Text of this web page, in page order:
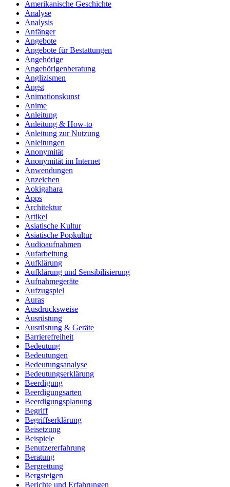
Amerikanische Geschichte
Analyse
Analysis
Anfänger
Angebote
Angebote für Bestattungen
Angehörige
Angehörigenberatung
Anglizismen
Angst
Animationskunst
Anime
Anleitung
Anleitung & How‑to
Anleitung zur Nutzung
Anleitungen
Anonymität
Anonymität im Internet
Anwendungen
Anzeichen
Aokigahara
Apps
Architektur
Artikel
Asiatische Kultur
Asiatische Popkultur
Audioaufnahmen
Aufarbeitung
Aufklärung
Aufklärung und Sensibilisierung
Aufnahmegeräte
Aufzugspiel
Auras
Ausdrucksweise
Ausrüstung
Ausrüstung & Geräte
Barrierefreiheit
Bedeutung
Bedeutungen
Bedeutungsanalyse
Bedeutungserklärung
Beerdigung
Beerdigungsarten
Beerdigungsplanung
Begriff
Begriffserklärung
Beisetzung
Beispiele
Benutzererfahrung
Beratung
Bergrettung
Bergsteigen
Berichte und Erfahrungen